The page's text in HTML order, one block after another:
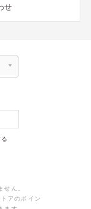
せ
せん。
アのポイン